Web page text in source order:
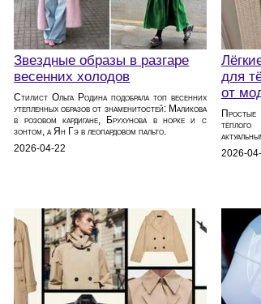
Звездные образы в разгаре
весенних холодов
Стилист Ольга Родина подобрала топ весенних
утепленных образов от знаменитостей: Маликова
в розовом кардигане, Брухунова в норке и с
зонтом, а Ян Гэ в леопардовом пальто.
2026-04-22
для
от
Простые
тёплого
2026-